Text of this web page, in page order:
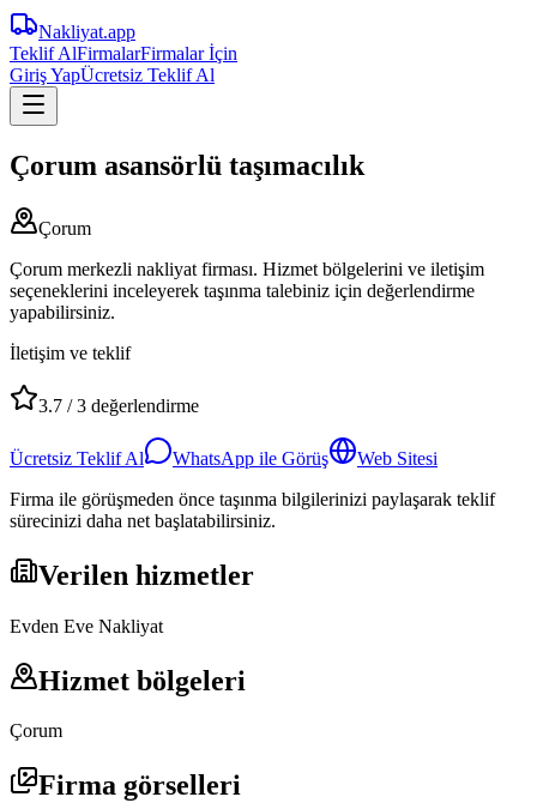
Nakliyat.app
Teklif AlFirmalarFirmalar İçin
Giriş YapÜcretsiz Teklif Al
Çorum asansörlü taşımacılık
Çorum
Çorum merkezli nakliyat firması. Hizmet bölgelerini ve iletişim
seçeneklerini inceleyerek taşınma talebiniz için değerlendirme
yapabilirsiniz.
İletişim ve teklif
3.7 /3 değerlendirme
Ücretsiz Teklif Al WhatsApp ile Görüş
Web Sitesi
Firma ile görüşmeden önce taşınma bilgilerinizi paylaşarak teklif
sürecinizi daha net başlatabilirsiniz.
Verilen hizmetler
Evden Eve Nakliyat
Hizmet bölgeleri
Çorum
Firma görselleri